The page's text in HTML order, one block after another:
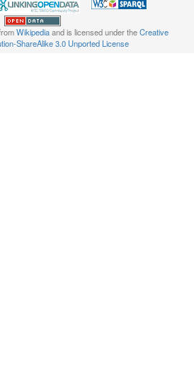
Wikipediaand is licensed under theCreative
ShareAlike 3.0 Unported License